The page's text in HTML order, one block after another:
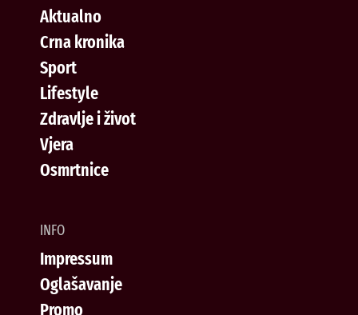
Aktualno
Crna kronika
Sport
Lifestyle
Zdravlje i život
Vjera
Osmrtnice
INFO
Impressum
Oglašavanje
Promo